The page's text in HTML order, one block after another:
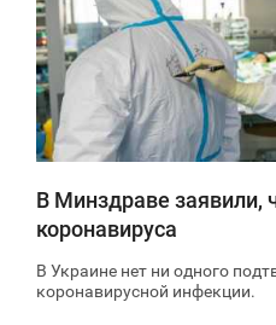
1 044
В Минздраве заявили,
коронавируса
В Украине нет ни одного
коронавирусной инфекции.